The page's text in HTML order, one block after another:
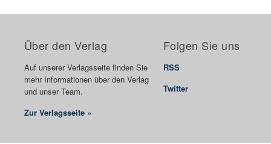
Über den Verlag
Auf unserer Verlagsseite finden Sie
mehr Informationen über den Verlag
und unser Team.
Zur Verlagsseite »
Folgen Sie uns
RSS
Twitter